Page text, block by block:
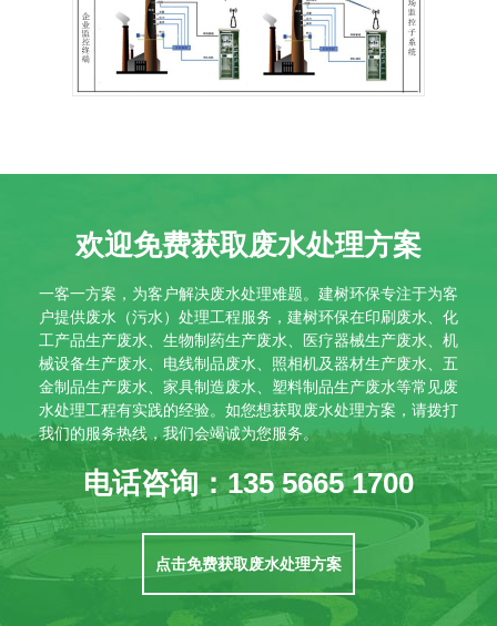
欢迎免费获取废水处理方案
一客一方案，为客户解决废水处理难题。建树环保专注于为客
户提供废水（污水）处理工程服务，建树环保在印刷废水、化
工产品生产废水、生物制药生产废水、医疗器械生产废水、机
械设备生产废水、电线制品废水、照相机及器材生产废水、五
金制品生产废水、家具制造废水、塑料制品生产废水等常见废
水处理工程有实践的经验。如您想获取废水处理方案，请拨打
我们的服务热线，我们会竭诚为您服务。
电话咨询：135 5665 1700
点击免费获取废水处理方案